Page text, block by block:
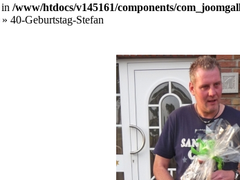
/www/htdocs/v145161/components/
» 40-Geburtstag-Stefan